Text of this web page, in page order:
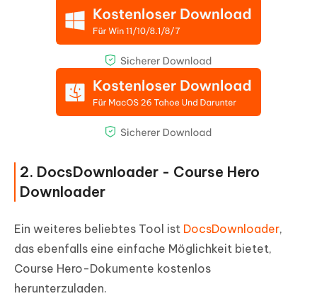
2. DocsDownloader - Course Hero
Downloader
Ein weiteres beliebtes Tool ist DocsDownloader,
das ebenfalls eine einfache Möglichkeit bietet,
Course Hero-Dokumente kostenlos
herunterzuladen.